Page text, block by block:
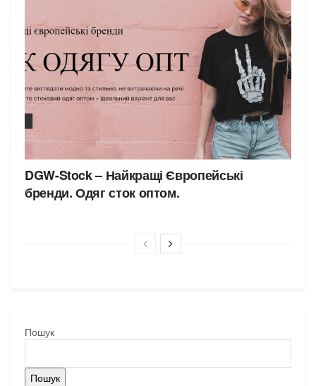
DGW-Stock – Найкращі Європейські
бренди. Одяг сток оптом.
Пошук
Пошук